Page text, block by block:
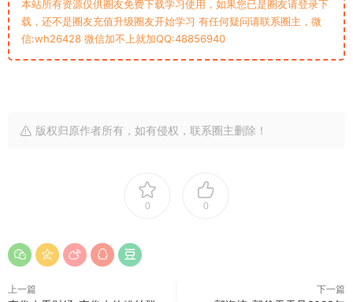
本站所有资源仅供圈友免费下载学习使用，如果您已是圈友请登录下
载，还不是圈友充值升级圈友开始学习 有任何疑问请联系圈主，微
信:wh26428 微信加不上就加QQ:48856940
版权归原作者所有，如有侵权，联系圈主删除！
0 0
上一篇 下一篇